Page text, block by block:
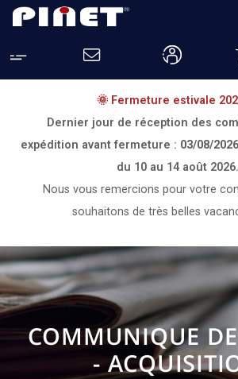
🌞 Fermeture estivale
Dernier jour de réception des
expédition avant fermeture : 03/08/
du 10 au 14 août 2026.
Nous vous remercions pour votre
souhaitons de très belles
COMMUNIQUE DE
-